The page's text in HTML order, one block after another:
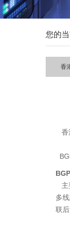
您的当
香
香
主
多
联